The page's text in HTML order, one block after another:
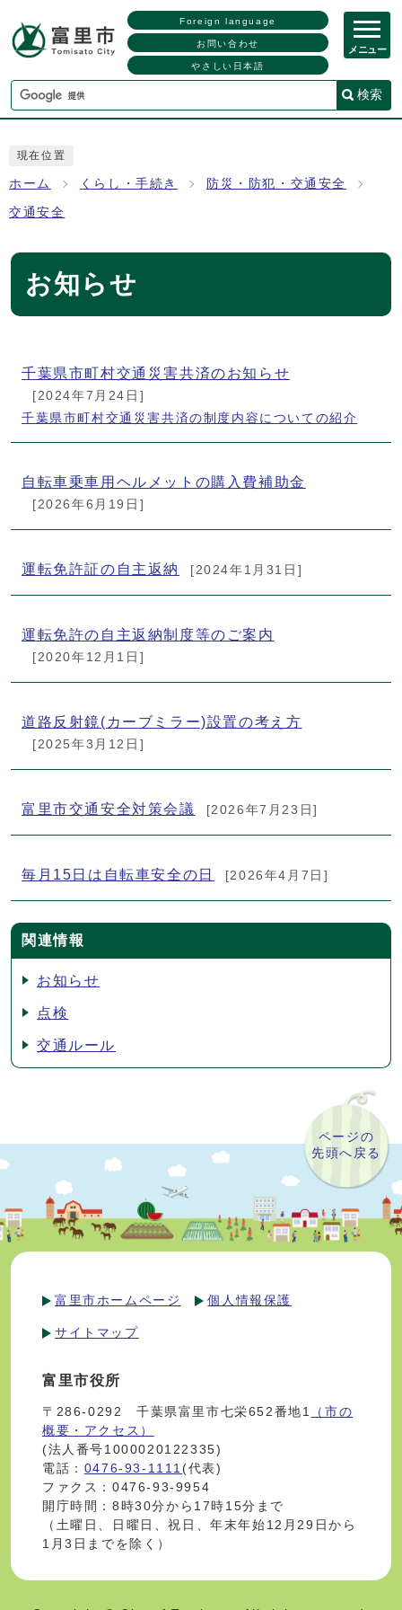
Foreign language
お問い合わせ
やさしい日本語
検索
メニュー
現在位置
ホーム くらし・手続き 防災・防犯・交通安全
交通安全
お知らせ
メインメニュー
千葉県市町村交通災害共済のお知らせ
[2024年7月24日]
千葉県市町村交通災害共済の制度内容についての紹介
自転車乗車用ヘルメットの購入費補助金
[2026年6月19日]
運転免許証の自主返納 [2024年1月31日]
運転免許の自主返納制度等のご案内
[2020年12月1日]
道路反射鏡(カーブミラー)設置の考え方
[2025年3月12日]
富里市交通安全対策会議 [2026年7月23日]
毎月15日は自転車安全の日 [2026年4月7日]
関連情報
お知らせ
点検
交通ルール
ページの
先頭へ戻る
富里市ホームページ 個人情報保護
サイトマップ
富里市役所
〒286-0292 千葉県富里市七栄652番地1
（市の
概要・アクセス）
(法人番号1000020122335)
電話： 0476-93-1111 (代表)
ファクス：0476-93-9954
開庁時間：8時30分から17時15分まで
（土曜日、日曜日、祝日、年末年始12月29日から
1月3日までを除く）